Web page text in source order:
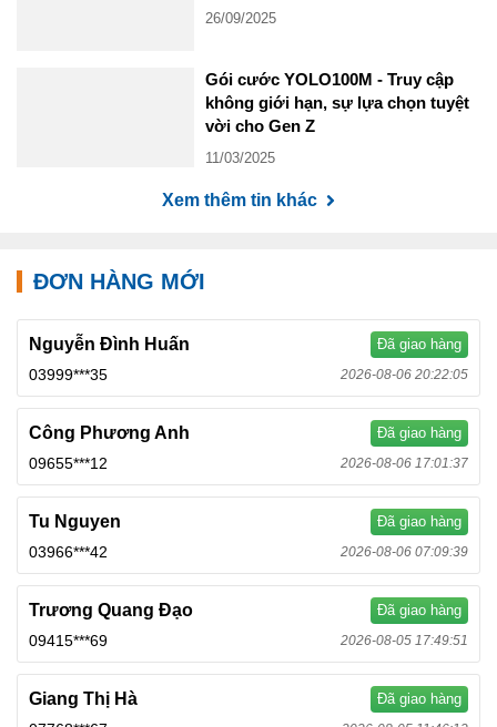
26/09/2025
Gói cước YOLO100M - Truy cập
không giới hạn, sự lựa chọn tuyệt
vời cho Gen Z
11/03/2025
Xem thêm tin khác
ĐƠN HÀNG MỚI
Nguyễn Đình Huấn Đã giao hàng
03999***35 2026-08-06 20:22:05
Công Phương Anh Đã giao hàng
09655***12 2026-08-06 17:01:37
Tu Nguyen Đã giao hàng
03966***42 2026-08-06 07:09:39
Trương Quang Đạo Đã giao hàng
09415***69 2026-08-05 17:49:51
Giang Thị Hà Đã giao hàng